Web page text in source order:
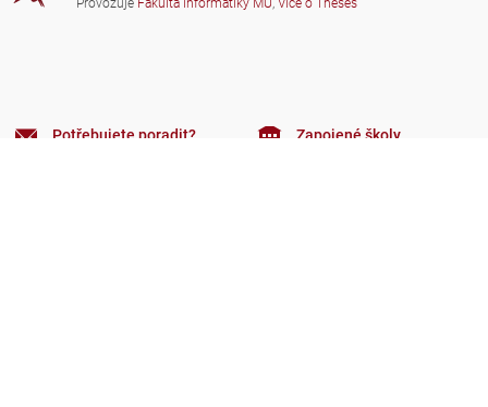
Provozuje Fakulta informatiky MU, Více o Theses
Potřebujete poradit? Zapojené školy